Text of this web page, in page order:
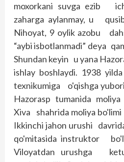
moxorkani suvga ezib
zaharga aylanmay, u
Nihoyat, 9 oylik azobu
“aybi isbotlanmadi” deya
Shundan keyin u yana
ishlay boshlaydi. 1938
texnikumiga o'qishga
Hazorasp tumanida
Xiva shahrida moliya
Ikkinchi jahon urushi
qo'mitasida instruktor
Viloyatdan urushga